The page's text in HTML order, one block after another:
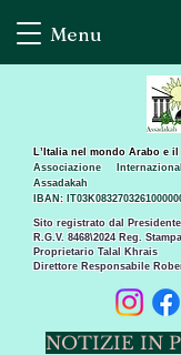
Menu
Sito registrato dal
R.G.V. 8468\2024 Reg.
Proprietario Talal Khrais
Direttore Responsabile
L’Italia nel mondo Arabo e
Associazione
Assadakah
IBAN:
NOTIZIE IN